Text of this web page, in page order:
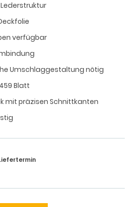
verfügbar
Umschlaggestaltung nötig
Blatt
mit präzisen Schnittkanten